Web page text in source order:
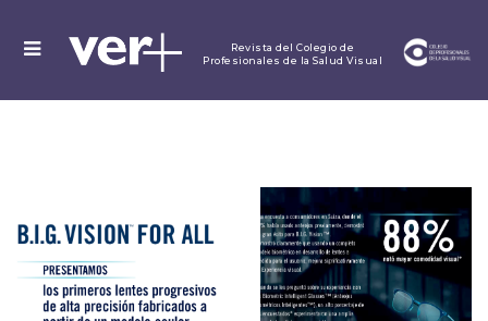
MENU
Revista del Colegio de
Profesionales de la Salud Visual